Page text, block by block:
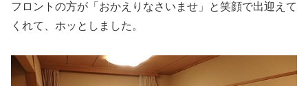
フロントの方が「おかえりなさいませ」と笑顔で出迎えて
くれて、ホッとしました。